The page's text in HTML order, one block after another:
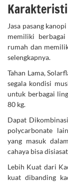
Jasa pasang
memiliki
rumah dan
selengkapnya.
Tahan Lama,
segala kondisi
untuk berbagai
80 kg.
Dapat
polycarbonate
yang masuk
cahaya bisa
Lebih Kuat dari
kuat dibanding